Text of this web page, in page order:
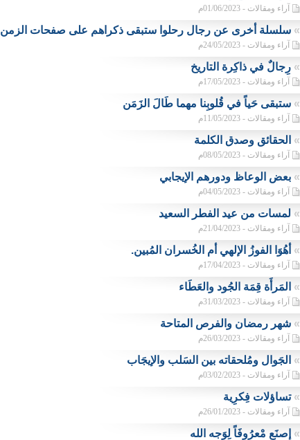
آراء ومقالات - 01/06/2023م
» سلسلة أخرى عن رجال رحلوا ستبقى ذكراهم على صفحات الزمن
آراء ومقالات - 24/05/2023م
» رِجالٌ في ذاكِرة التاريخ
آراء ومقالات - 17/05/2023م
» ستبقى حَياً في قُلوبِنا مهما طَالَ الزَمَن
آراء ومقالات - 11/05/2023م
» الحقائق وصدق الكلمة
آراء ومقالات - 08/05/2023م
» بعض الوعاظ ودورهم الإيجابي
آراء ومقالات - 04/05/2023م
» لمسات من عيد الفطر السعيد
آراء ومقالات - 21/04/2023م
» أهُوَا الفوزُ الإلهي أم الخُسران المُبين.
آراء ومقالات - 17/04/2023م
» المَرأَة قِمَة الجُود والعَطَاء
آراء ومقالات - 31/03/2023م
» شهر رمضان والفرص المتاحة
آراء ومقالات - 26/03/2023م
» الجَوال ومُلحقاته بين السَلب والإيجَاب
آراء ومقالات - 03/02/2023م
»تساؤلات فِكرِية
آراء ومقالات - 26/01/2023م
» إصنَع مْعرُوفَاً لِوَجه الله